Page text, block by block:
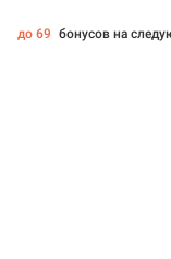
до 69 бонусов на